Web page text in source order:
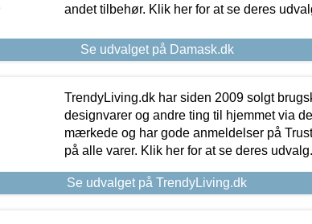
andet tilbehør. Klik her for at se deres
Se udvalget på Damask.dk
TrendyLiving.dk har siden 2009 solgt
designvarer og andre ting til hjemmet via
mærkede og har gode anmeldelser på
på alle varer. Klik her for at se deres udvalg.
Se udvalget på TrendyLiving.dk